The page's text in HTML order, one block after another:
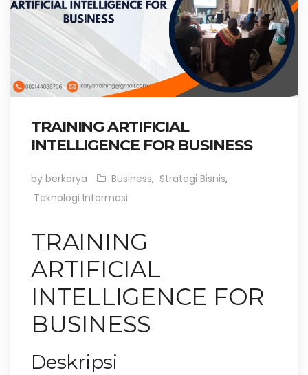
TRAINING ARTIFICIAL
INTELLIGENCE FOR BUSINESS
by berkarya Business, Strategi Bisnis,
Teknologi Informasi
TRAINING
ARTIFICIAL
INTELLIGENCE FOR
BUSINESS
Deskripsi